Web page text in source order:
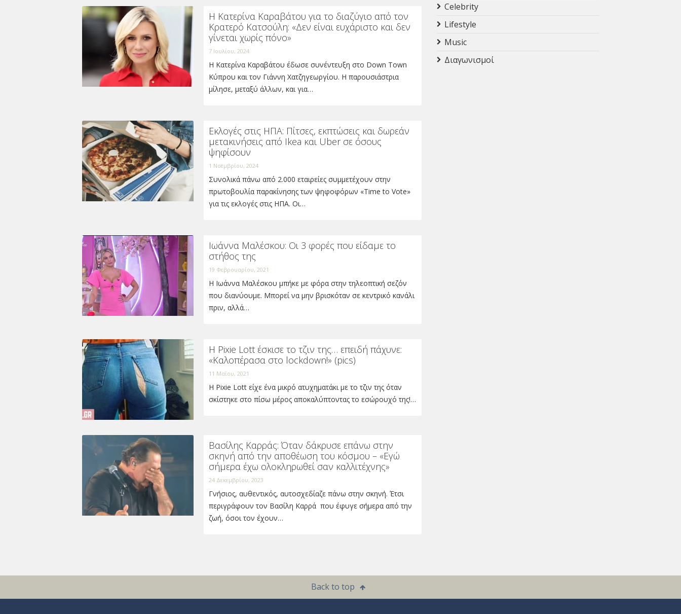
Η Κατερίνα Καραβάτου για το διαζύγιο από τον
Κρατερό Κατσούλη: «Δεν είναι ευχάριστο και δεν
γίνεται χωρίς πόνο»
7 Ιουλίου, 2024
Η Κατερίνα Καραβάτου έδωσε συνέντευξη στο Down Town
Κύπρου και τον Γιάννη Χατζηγεωργίου. Η παρουσιάστρια
μίλησε, μεταξύ άλλων, και για…
Εκλογές στις ΗΠΑ: Πίτσες, εκπτώσεις και δωρεάν
μετακινήσεις από Ikea και Uber σε όσους
ψηφίσουν
1 Νοεμβρίου, 2024
Συνολικά πάνω από 2.000 εταιρείες συμμετέχουν στην
πρωτοβουλία παρακίνησης των ψηφοφόρων «Time to Vote»
για τις εκλογές στις ΗΠΑ. Οι…
Ιωάννα Μαλέσκου: Οι 3 φορές που είδαμε το
στήθος της
19 Φεβρουαρίου, 2021
Η Ιωάννα Μαλέσκου μπήκε με φόρα στην τηλεοπτική σεζόν
που διανύουμε. Μπορεί να μην βρισκόταν σε κεντρικό κανάλι
πριν, αλλά…
H Pixie Lott έσκισε το τζιν της… επειδή πάχυνε:
«Καλοπέρασα στο lockdown!» (pics)
11 Μαΐου, 2021
Η Pixie Lott είχε ένα μικρό ατυχηματάκι με το τζιν της όταν
σκίστηκε στο πίσω μέρος αποκαλύπτοντας το εσώρουχό της!…
Βασίλης Καρράς: Όταν δάκρυσε επάνω στην
σκηνή από την αποθέωση του κόσμου – «Εγώ
σήμερα έχω ολοκληρωθεί σαν καλλιτέχνης»
24 Δεκεμβρίου, 2023
Γνήσιος, αυθεντικός, αυτοσχεδίαζε πάνω στην σκηνή. Έτσι
περιγράφουν τον Βασίλη Καρρά που έφυγε σήμερα από την
ζωή, όσοι τον έχουν…
Celebrity
Lifestyle
Music
Διαγωνισμοί
Back to top